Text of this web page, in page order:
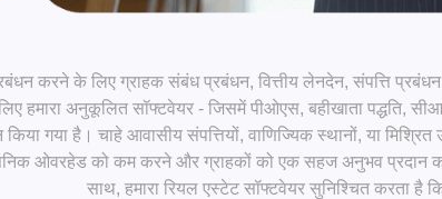
करने के लिए ग्राहक संबंध प्रबंधन, वित्तीय लेनदेन, संपत्ति प्रबंधन
हमारा अनुकूलित सॉफ्टवेयर - जिसमें पीओएस, बहीखाता पद्धति,
गया है। चाहे आवासीय संपत्तियों, वाणिज्यिक स्थानों, या
ओवरहेड को कम करने और ग्राहकों को एक सहज अनुभव प्रदान करने
साथ, हमारा रियल एस्टेट सॉफ्टवेयर सुनिश्चित करता